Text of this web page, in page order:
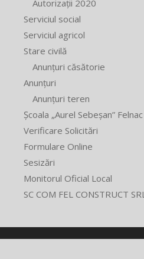
Autorizații 2020
Serviciul social
Serviciul agricol
Stare civilă
Anunțuri căsătorie
Anunțuri
Anunțuri teren
Școala „Aurel Sebeșan” Felnac
Verificare Solicitări
Formulare Online
Sesizări
Monitorul Oficial Local
SC COM FEL CONSTRUCT SRL